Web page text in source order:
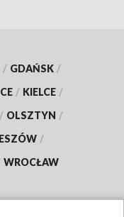
/ GDAŃSK /
/ KIELCE /
/ OLSZTYN /
/
WROCŁAW